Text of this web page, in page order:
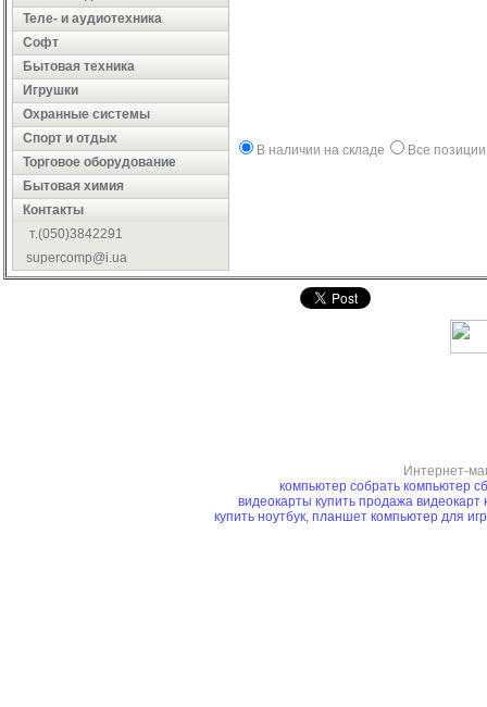
Теле- и аудиотехника
Софт
Бытовая техника
Игрушки
Охранные системы
Cпорт и отдых
Торговое оборудование
Бытовая химия
Контакты
т.(050)3842291
supercomp@i.ua
В наличии на складе Все позиции
Интернет-
компьютер собрать компьютер
видеокарты купить продажа видеокарт
купить ноутбук, планшет компьютер для